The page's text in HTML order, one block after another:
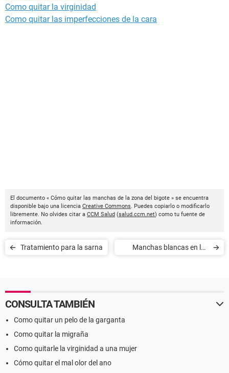
Como quitar la virginidad
Como quitar las imperfecciones de la cara
El documento « Cómo quitar las manchas de la zona del bigote » se encuentra
disponible bajo una licencia Creative Commons. Puedes copiarlo o modificarlo
libremente. No olvides citar a CCM Salud (salud.ccm.net) como tu fuente de
información.
Tratamiento para la sarna
Manchas blancas en los
CONSULTA TAMBIÉN
Como quitar un pelo de la garganta
Como quitar la migraña
Como quitarle la virginidad a una mujer
Cómo quitar el mal olor del ano